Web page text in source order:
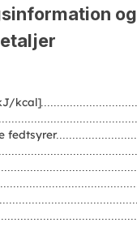
og
kcal]
fedtsyrer